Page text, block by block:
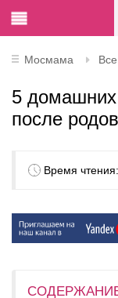
Мосмама
5 домашних
после родов
Время чтения: